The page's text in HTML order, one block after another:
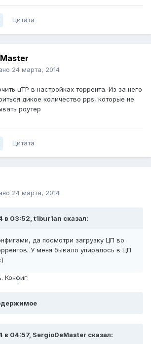
Цитата
24 марта, 2014
uTP в настройках торрента. Из за него
дикое количество pps, которые не
роутер
Цитата
24 марта, 2014
в 03:52, t1bur1an сказал:
да посмотри загрузку ЦП во
У меня бывало упиралось в ЦП
Конфиг:
в 04:57, SergioDeMaster сказал: